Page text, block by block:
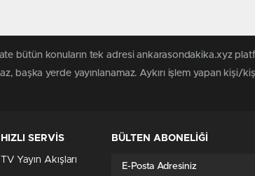
bütün konuların tek adresi ankarasondakika.xyz
başka yerde yayınlanamaz. Aykırı işlem yapan kişi/
HIZLI SERVİS
TV Yayın Akışları
BÜLTEN ABONELİĞİ